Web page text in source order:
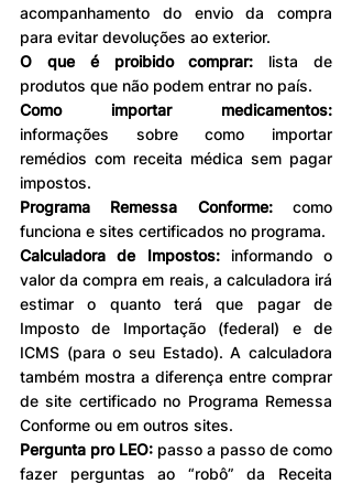
acompanhamento do envio da compra
para evitar devoluções ao exterior.
O que é proibido comprar: lista de
produtos que não podem entrar no país.
Como importar medicamentos:
informações sobre como importar
remédios com receita médica sem pagar
impostos.
Programa Remessa Conforme: como
funciona e sites certificados no programa.
Calculadora de Impostos: informando o
valor da compra em reais, a calculadora irá
estimar o quanto terá que pagar de
Imposto de Importação (federal) e de
ICMS (para o seu Estado). A calculadora
também mostra a diferença entre comprar
de site certificado no Programa Remessa
Conforme ou em outros sites.
Pergunta pro LEO: passo a passo de como
fazer perguntas ao “robô” da Receita